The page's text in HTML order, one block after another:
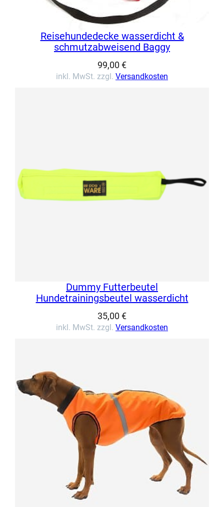
Reisehundedecke wasserdicht &
schmutzabweisend Baggy
99,00 €
inkl. MwSt. zzgl. Versandkosten
Dummy Futterbeutel
Hundetrainingsbeutel wasserdicht
35,00 €
inkl. MwSt. zzgl. Versandkosten